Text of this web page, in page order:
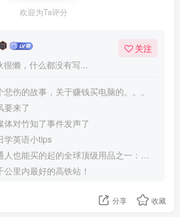
欢迎为Ta评分
很懒，什么都没有写...
关注
悲伤的故事，关于赚钱买电脑的。。。
要来了
体对竹知了事件发声了
学英语小tips
也能买的起的全球顶级用品之一：WD-40润滑除锈剂！
公里内最好的高铁站！
分享 收藏